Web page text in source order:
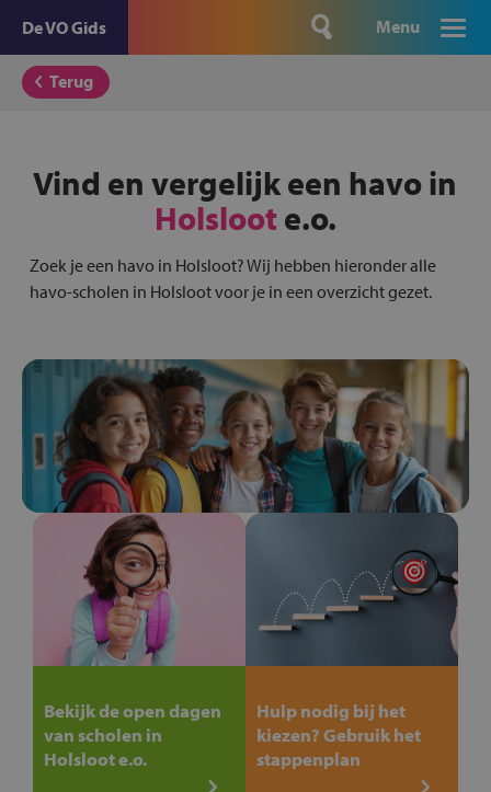
De VO Gids Menu
Terug
Vind en vergelijk een havo in
Holsloot e.o.
Zoek je een havo in Holsloot? Wij hebben hieronder alle
havo-scholen in Holsloot voor je in een overzicht gezet.
Bekijk de open dagen
van scholen in
Holsloot e.o.
Hulp nodig bij het
kiezen? Gebruik het
stappenplan